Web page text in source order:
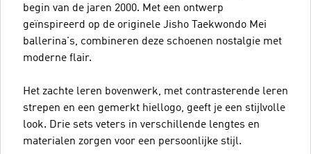
begin van de jaren 2000. Met een ontwerp
geïnspireerd op de originele Jisho Taekwondo Mei
ballerina's, combineren deze schoenen nostalgie met
moderne flair.
Het zachte leren bovenwerk, met contrasterende leren
strepen en een gemerkt hiellogo, geeft je een stijlvolle
look. Drie sets veters in verschillende lengtes en
materialen zorgen voor een persoonlijke stijl.